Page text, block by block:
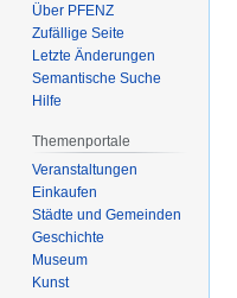
Über PFENZ
Zufällige Seite
Letzte Änderungen
Semantische Suche
Hilfe
Themenportale
Veranstaltungen
Einkaufen
Städte und Gemeinden
Geschichte
Museum
Kunst